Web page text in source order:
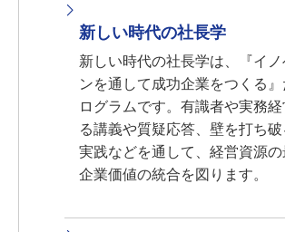
新しい時代の社長学
新しい時代の社長学は、『イノ
ンを通して成功企業をつくる
ログラムです。有識者や実務経
る講義や質疑応答、壁を打ち
実践などを通して、経営資源の
企業価値の統合を図ります。